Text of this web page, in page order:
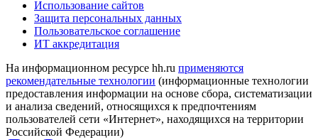
Использование сайтов
Защита персональных данных
Пользовательское соглашение
ИТ аккредитация
На информационном ресурсе hh.ru применяются
рекомендательные технологии (информационные технологии
предоставления информации на основе сбора, систематизации
и анализа сведений, относящихся к предпочтениям
пользователей сети «Интернет», находящихся на территории
Российской Федерации)